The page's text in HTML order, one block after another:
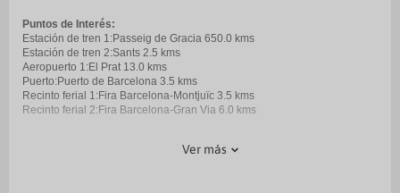
Puntos de Interés:
Estación de tren 1:Passeig de Gracia 650.0 kms
Estación de tren 2:Sants 2.5 kms
Aeropuerto 1:El Prat 13.0 kms
Puerto:Puerto de Barcelona 3.5 kms
Recinto ferial 1:Fira Barcelona-Montjuïc 3.5 kms
Recinto ferial 2:Fira Barcelona-Gran Via 6.0 kms
Ver más